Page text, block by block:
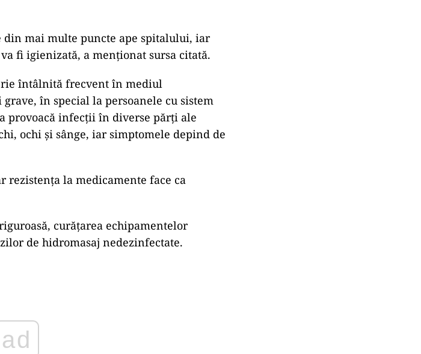
din mai multe puncte ape spitalului, iar
fi igienizată, a menționat sursa citată.
întâlnită frecvent în mediul
în special la persoanele cu sistem
provoacă infecții în diverse părți ale
ochi și sânge, iar simptomele depind de
rezistența la medicamente face ca
curățarea echipamentelor
de hidromasaj nedezinfectate.
ad